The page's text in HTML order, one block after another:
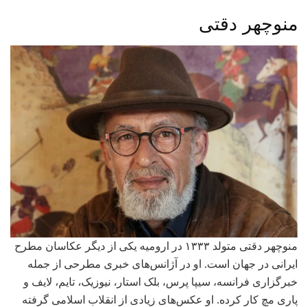
منوچهر دقتی
منوچهر دقتی متولد ۱۳۳۳ در ارومیه یکی از دیگر عکاسان مطرح
ایرانی در جهان است. او در آژانس‌های خبری مطرحی از جمله
خبرگزاری فرانسه، سیپا پرس، بلک استار، نیوزیک، تایم، لایف و
پاری مچ کار کرده. او عکس‌های زیادی از انقلاب اسلامی گرفته